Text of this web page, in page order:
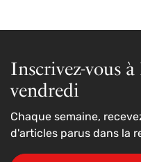
Inscrivez-vous
vendredi
Chaque semaine,
d'articles parus dans la